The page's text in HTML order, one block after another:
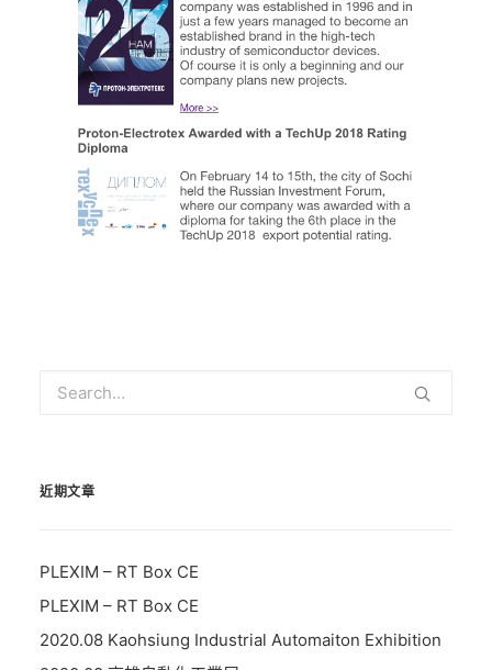
近期文章
PLEXIM – RT Box CE
PLEXIM – RT Box CE
2020.08 Kaohsiung Industrial Automaiton Exhibition